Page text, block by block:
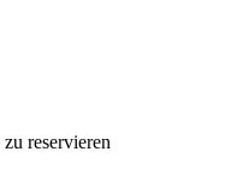
reservieren